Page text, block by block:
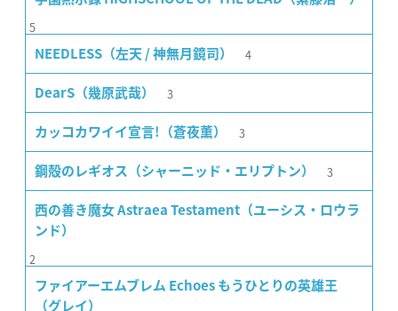
5
NEEDLESS（左天 / 神無月鏡司） 4
DearS（幾原武哉） 3
カッコカワイイ宣言!（蒼夜薫） 3
鋼殻のレギオス（シャーニッド・エリプトン） 3
西の善き魔女 Astraea Testament（ユーシス・ロウラ
ンド）
2
ファイアーエムブレム Echoes もうひとりの英雄王
（グレイ）